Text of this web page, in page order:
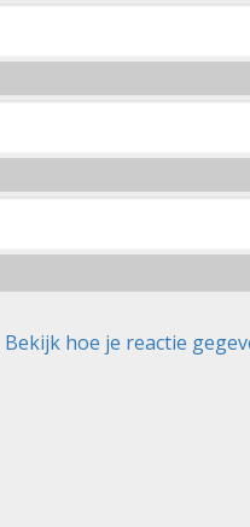
Bekijk hoe je reactie